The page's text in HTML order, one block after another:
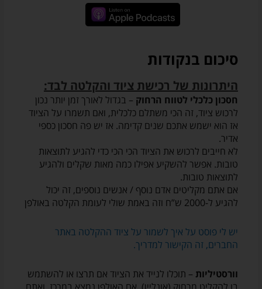
סיכום בנקודות
היתרונות של רכישת ציוד והקלטה לבד:
חסכון כלכלי לטווח הרחוק – בגדול לאורך זמן יותר נכון
לרכוש ציוד, זה הכי משתלם כלכלית, ואם תשמרו על הציוד
אז הוא ישמש אתכם שנים קדימה. אז יש פה חסכון כספי
אדיר.
לא חייבים לרכוש את הציוד הכי הכי כדי להגיע לתוצאות
טובות. אפשר להשקיע אפילו כמה מאות שקלים ולהגיע
לתוצאות טובות.
אם אתם מקליטים אדם נוסף / אנשים נוספים, זה יכול
להגיע ל-2000 ש”ח וזה באמת שולי לעומת הקלטה באולפן
יש לי פוסט על איך לשמור על ציוד ההקלטה באתר
החברים, זה הקישור למדריך.
וורסטיליות – תוכלו לנייד את הציוד אם תרצו או להשתמש